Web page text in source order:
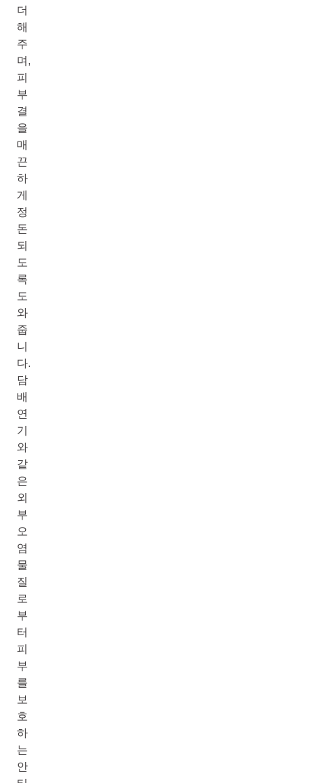
더
해
주
며,
피
부
결
을
매
끈
하
게
정
돈
되
도
록
도
와
줍
니
다.
담
배
연
기
와
같
은
외
부
오
염
물
질
로
부
터
피
부
를
보
호
하
는
안